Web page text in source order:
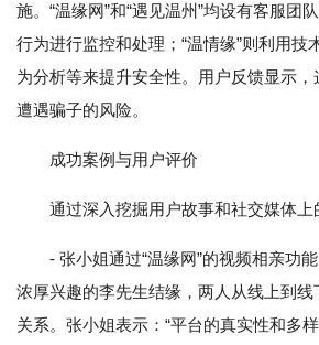
施。“温缘网”和“遇见温州”均设有客服团
行为进行监控和处理；“温情缘”则利用技
为分析等来提升安全性。用户反馈显示，
遭遇骗子的风险。
成功案例与用户评价
通过深入挖掘用户故事和社交媒体上
- 张小姐通过“温缘网”的视频相亲功
浓厚兴趣的李先生结缘，两人从线上到
关系。张小姐表示：“平台的真实性和多